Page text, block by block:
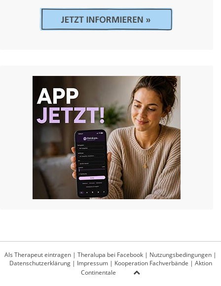
Als Therapeut eintragen | Theralupa bei Facebook | Nutzungsbedingungen |
Datenschutzerklärung| Impressum| Kooperation Fachverbände | Aktion
Continentale